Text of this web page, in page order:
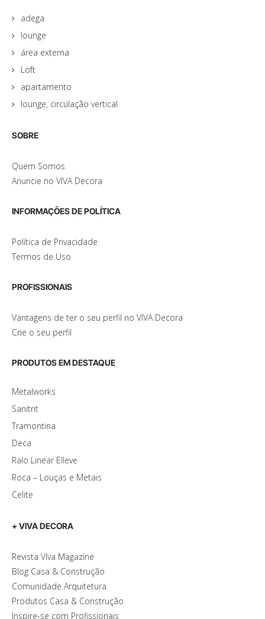
adega
lounge
área externa
Loft
apartamento
lounge, circulação vertical
SOBRE
Quem Somos
Anuncie no VIVA Decora
INFORMAÇÕES DE POLÍTICA
Política de Privacidade
Termos de Uso
PROFISSIONAIS
Vantagens de ter o seu perfil no VIVA Decora
Crie o seu perfil
PRODUTOS EM DESTAQUE
Metalworks
Sanitrit
Tramontina
Deca
Ralo Linear Elleve
Roca – Louças e Metais
Celite
+ VIVA DECORA
Revista VIva Magazine
Blog Casa & Construção
Comunidade Arquitetura
Produtos Casa & Construção
Inspire-se com Profissionais